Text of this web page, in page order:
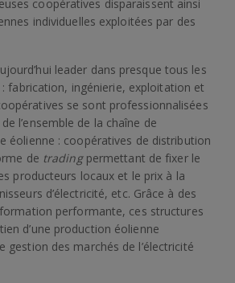
coopératives disparaissent ainsi
individuelles exploitées par des
leader dans presque tous les
: fabrication, ingénierie, exploitation et
se sont professionnalisées
l’ensemble de la chaîne de
éolienne : coopératives de distribution
de tradingpermettant de fixer le
producteurs locaux et le prix à la
d’électricité, etc. Grâce à des
performante, ces structures
d’une production éolienne
gestion des marchés de l’électricité